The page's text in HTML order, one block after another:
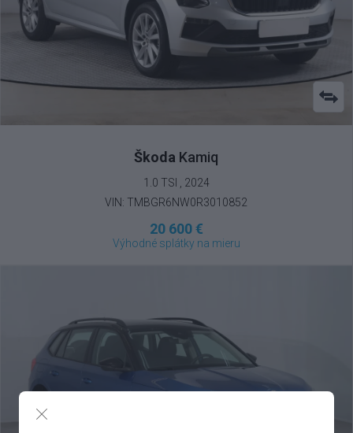
Škoda Kamiq
1.0 TSI , 2024
VIN: TMBGR6NW0R3010852
20 600 €
Výhodné splátky na mieru